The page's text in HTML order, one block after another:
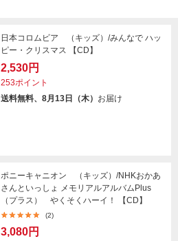
日本コロムビア （キッズ）/みんなで ハッ
ピー・クリスマス 【CD】
2,530円
253ポイント
送料無料、8月13日（木） お届け
ポニーキャニオン （キッズ）/NHKおかあ
さんといっしょ メモリアルアルバムPlus
（プラス） やくそくハーイ！ 【CD】
(2)
3,080円